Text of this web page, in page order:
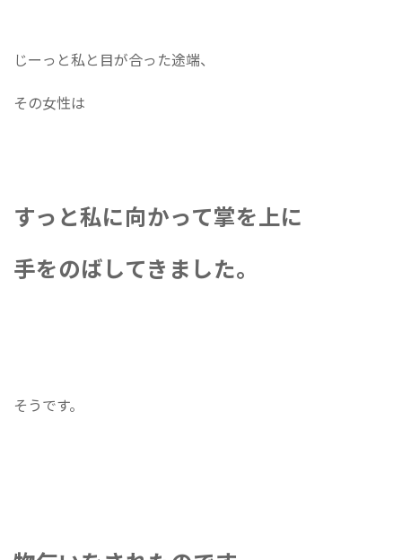
じーっと私と目が合った途端、
その女性は
すっと私に向かって掌を上に
手をのばしてきました。
そうです。